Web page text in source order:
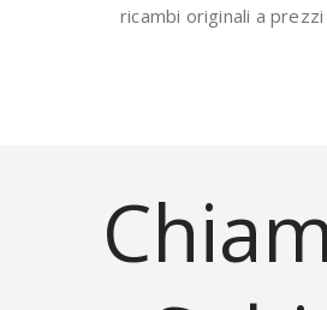
ricambi originali a